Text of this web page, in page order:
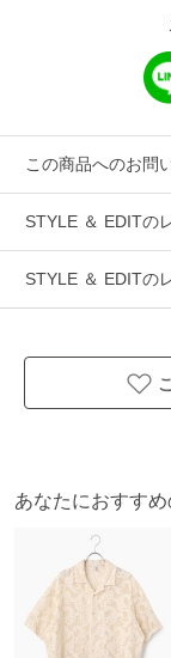
この商品へのお問
STYLE ＆ EDITの
STYLE ＆ EDITの
あなたにおすす